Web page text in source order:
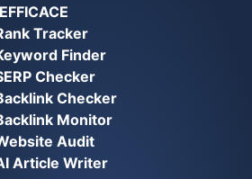
Tracker
Finder
Checker
Checker
Monitor
Audit
Article Writer